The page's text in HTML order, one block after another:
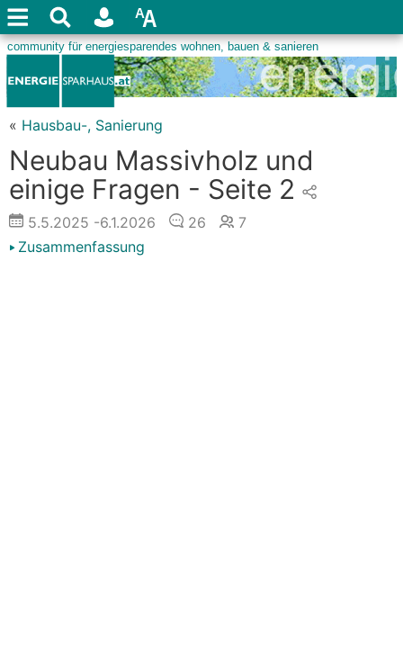
« Hausbau-, Sanierung
Neubau Massivholz und
einige Fragen - Seite 2
5.5.2025 -6.1.2026 26
7
Zusammenfassung